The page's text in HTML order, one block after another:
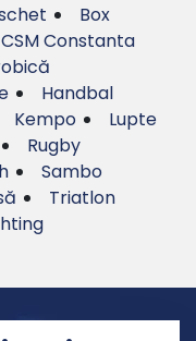
Box
CSM Constanta
Handbal
Kempo
Lupte
Rugby
Sambo
Triatlon